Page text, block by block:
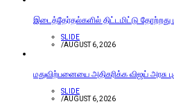
இடைத்தேர்தல்களில் திட்டமிட்டு தோற்றது
SLIDE
/AUGUST 6, 2026
மதுவிற்பனையை அதிகரிக்க விஜய் அரசு
SLIDE
/AUGUST 6, 2026